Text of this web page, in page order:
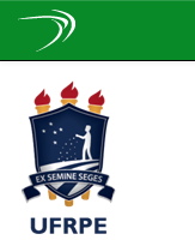
navigation